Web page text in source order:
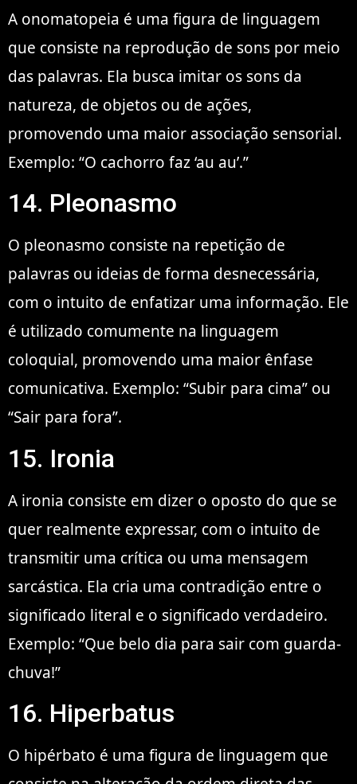
A onomatopeia é uma figura de linguagem
que consiste na reprodução de sons por meio
das palavras. Ela busca imitar os sons da
natureza, de objetos ou de ações,
promovendo uma maior associação sensorial.
Exemplo: “O cachorro faz ‘au au’.”
14. Pleonasmo
O pleonasmo consiste na repetição de
palavras ou ideias de forma desnecessária,
com o intuito de enfatizar uma informação. Ele
é utilizado comumente na linguagem
coloquial, promovendo uma maior ênfase
comunicativa. Exemplo: “Subir para cima” ou
“Sair para fora”.
15. Ironia
A ironia consiste em dizer o oposto do que se
quer realmente expressar, com o intuito de
transmitir uma crítica ou uma mensagem
sarcástica. Ela cria uma contradição entre o
significado literal e o significado verdadeiro.
Exemplo: “Que belo dia para sair com guarda-
chuva!”
16. Hiperbatus
O hipérbato é uma figura de linguagem que